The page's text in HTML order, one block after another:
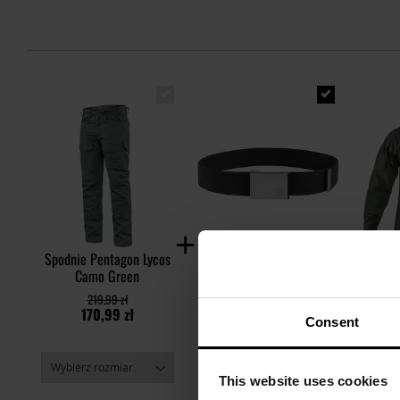
Consent
This website uses cookies
Spodnie Pentagon Lycos
Camo Green
170,99 zł
219,99 zł